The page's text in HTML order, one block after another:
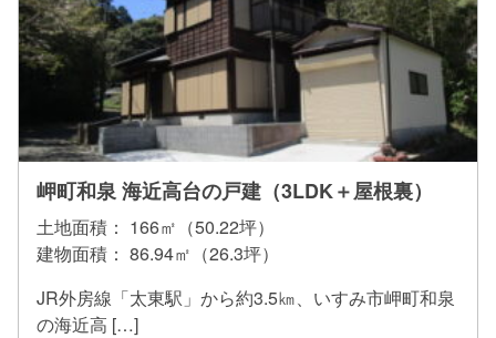
岬町和泉 海近高台の戸建（3LDK＋屋根裏）
土地面積： 166㎡（50.22坪）
建物面積： 86.94㎡（26.3坪）
JR外房線「太東駅」から約3.5㎞、いすみ市岬町和泉
の海近高 […]